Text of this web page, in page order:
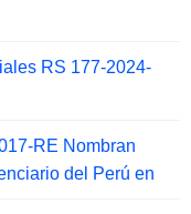
RS 177-2024-
RE Nombran
del Perú en